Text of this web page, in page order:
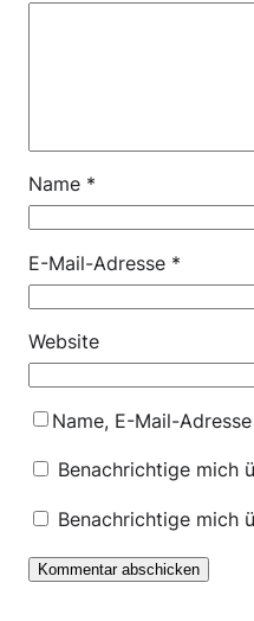
Name *
E-Mail-Adresse *
Website
Name, E-Mail-
Benachrichtige mich
Benachrichtige mich